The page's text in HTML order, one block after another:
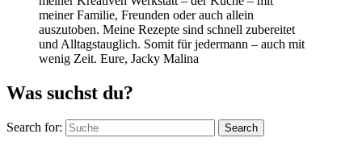
meiner Familie, Freunden oder auch allein
auszutoben. Meine Rezepte sind schnell zubereitet
und Alltagstauglich. Somit für jedermann – auch mit
wenig Zeit. Eure, Jacky Malina
Was suchst du?
Search for: Search